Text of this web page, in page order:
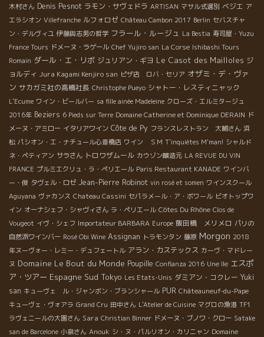
木村さん Denis Pesnot ラモン・サヴェドラ ARTISAN マサル式選別 ベジエ ア
エラシオン Villefranche ルフォロゼ Château Cambon 2017 Berlin セバスチャ
ン・デルヴィユ 伊藤與志男の哲学 フラール・ルージュ La Bestia 寿司屋・Yuzu
France Tours ドメーヌ・ラゲール Chef Yujiro san La Corse Ishibashi Tours
Romain ダール・エ・リボ ジュリアン・ギヨ Le Casot des Mailloles ジ
ョルディ Jura Kagami Kenjiro san ピザ店 ロバ・セリア オザミ・デ・ヴァ
ン サカガミ社の高橋社長 Christophe Pueyo シャトー・レスティニャック
L'Ecume ワイン・ビールバー sa fille ainée Madeleine クローズ・エルミタージュ
2016年 Beziers 6 Pieds sur Terre Domaine Catherine et Dominique DERAIN ド
メーヌ・アミロー イタリアワイン Côte de Py フランスレストラン 大輔さん 浜
松 パシオン・エ・ナチュール心斎橋店 ワイン ＳＭ T'inquiètes M'man! シャルド
ネ・ペティアン サラさん トロワザムール カウゾン醸造元 LA REVUE DU VIN
FRANCE プルミエクリュ・ラ・ペリエール Paris Restaurant KANADE ワインバ
ー・俊 タヴェル・ロゼ Jean-Pierre Robinot vin rosé et somen ワインスクール
Aguyana ヴァカンス Chateau Cassini セパラメール・ア・ボワール ビオトップワ
イン オーナシェフ・シャヴィさん ラ・ペリエール Côtes Du Rhône Clos de
Vougeot イヴ・シェフ Importateur BARBARA Europe 飯田橋 メリメロ パリの
自然派ワインバー Rosé Obi Wine Assignan トラモンタン 藤原 Morgon 2018
年ヌーヴォー・レミー・デュフェートル アラン・カステックス カーヴ・マドレー
ヌ Domaine Le Bout du Monde Poupille Confianza 2016 Une île エスポ
ア・ツアー Espagne Sud Tokyo Les Etats-Unis ダミアン・コクレー Yuki
san キューヴェ ル・ジャンボン・ブランシャール PUR Châteauneuf-du-Pape
キューヴェ・ヴォアラ Grand Cru 田中さん L'Atelier de Cuisine マグロの漁港 TF1
ラヴェニールの大園さん Sara Christian Binner ドメーヌ・ブノワ・クロー Satake
san de Barcelone 小泉さん Anouk シ・ヌ・パルリオン・カリニャン Domaine